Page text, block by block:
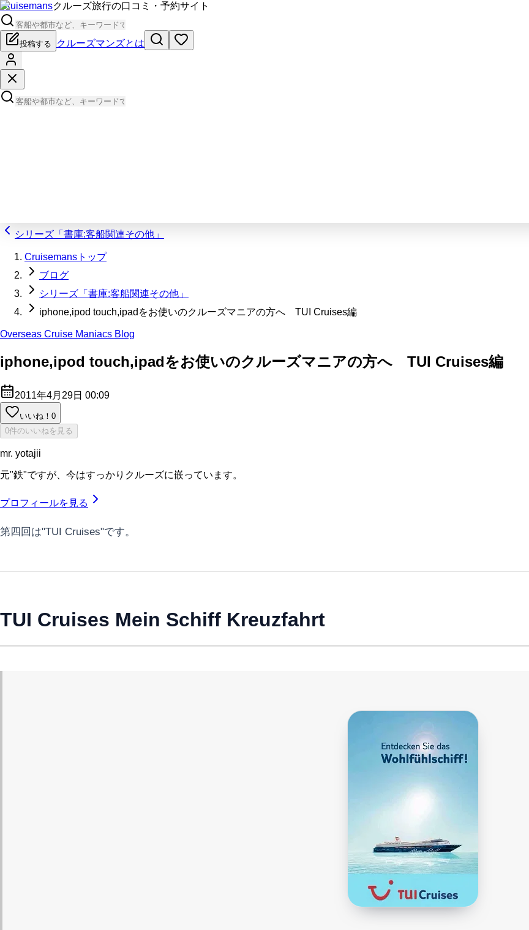
Cruisemansクルーズ旅行の口コミ・予約サイト
投稿する クルーズマンズとは
シリーズ「書庫:客船関連その他」
Cruisemansトップ
ブログ
シリーズ「書庫:客船関連その他」
iphone,ipod touch,ipadをお使いのクルーズマニアの方へ TUI Cruises編
Overseas Cruise Maniacs Blog
iphone,ipod touch,ipadをお使いのクルーズマニアの方へ TUI Cruises編
2011年4月29日 00:09
いいね！ 0
0件のいいねを見る
mr. yotajii
元"鉄"ですが、今はすっかりクルーズに嵌っています。
プロフィールを見る
第四回は"TUI Cruises"です。
TUI Cruises Mein Schiff Kreuzfahrt